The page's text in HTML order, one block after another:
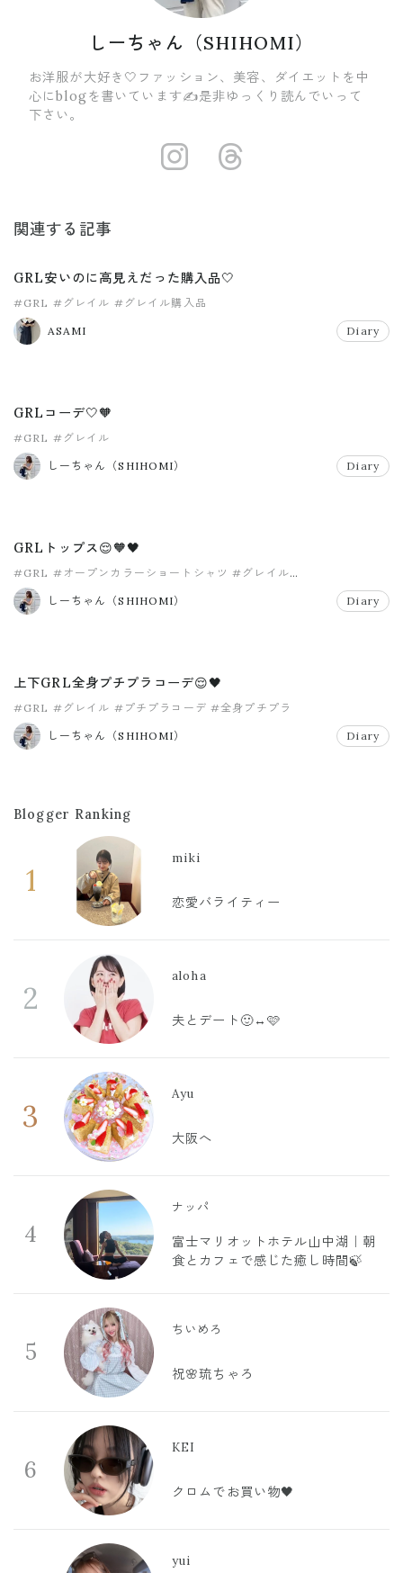
しーちゃん（SHIHOMI）
お洋服が大好き🤍ファッション、美容、ダイエットを中
心にblogを書いています✍️是非ゆっくり読んでいって
下さい。
https://
関連する記事
GRL安いのに高見えだった購入品🤍
#GRL #グレイル #グレイル購入品
ASAMI Diary
GRLコーデ🤍🧡
#GRL #グレイル
しーちゃん（SHIHOMI） Diary
GRLトップス😌🧡🖤
#GRL #オープンカラーショートシャツ #グレイル
#フレアスリーブブラウス
しーちゃん（SHIHOMI）
Diary
上下GRL全身プチプラコーデ😌🖤
#GRL #グレイル #プチプラコーデ #全身プチプラ
しーちゃん（SHIHOMI） Diary
Blogger Ranking
1
miki
恋愛バライティー
2
aloha
夫とデート🙂‍↔️🩷
3
Ayu
大阪へ
4
ナッパ
富士マリオットホテル山中湖｜朝
食とカフェで感じた癒し時間🍃
5
ちいめろ
祝🌸琉ちゃろ
6
KEI
クロムでお買い物🖤
yui